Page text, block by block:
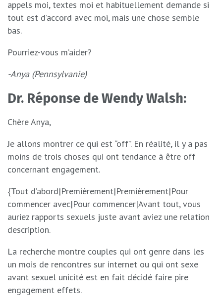
appels moi, textes moi et habituellement demande si
tout est d’accord avec moi, mais une chose semble
bas.
Pourriez-vous m’aider?
-Anya (Pennsylvanie)
Dr. Réponse de Wendy Walsh:
Chère Anya,
Je allons montrer ce qui est “off”. En réalité, il y a pas
moins de trois choses qui ont tendance à être off
concernant engagement.
{Tout d’abord|Premièrement|Premièrement|Pour
commencer avec|Pour commencer|Avant tout, vous
auriez rapports sexuels juste avant aviez une relation
description.
La recherche montre couples qui ont genre dans les
un mois de rencontres sur internet ou qui ont sexe
avant sexuel unicité est en fait décidé faire pire
engagement effets.